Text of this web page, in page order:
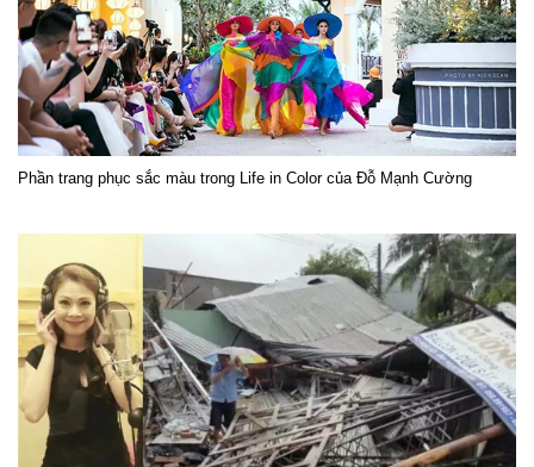
Phần trang phục sắc màu trong Life in Color của Đỗ Mạnh Cường